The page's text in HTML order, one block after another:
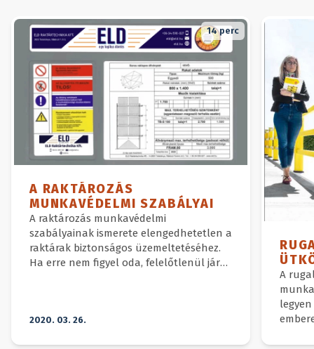
14perc
A RAKTÁROZÁS
MUNKAVÉDELMI SZABÁLYAI
A raktározás munkavédelmi
szabályainak ismerete elengedhetetlen a
raktárak biztonságos üzemeltetéséhez.
Ha erre nem figyel oda, felelőtlenül jár
2020. 03. 26.
A